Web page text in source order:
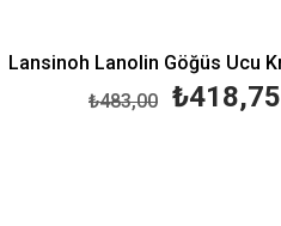
₺418,75
₺483,00